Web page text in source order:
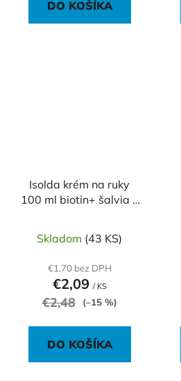
DO KOŠÍKA
Isolda krém na ruky
100 ml biotin+ šalvia s
Skladom (43 KS)
€1,70 bez DPH
€2,09 / KS
€2,48 (–15 %)
DO KOŠÍKA